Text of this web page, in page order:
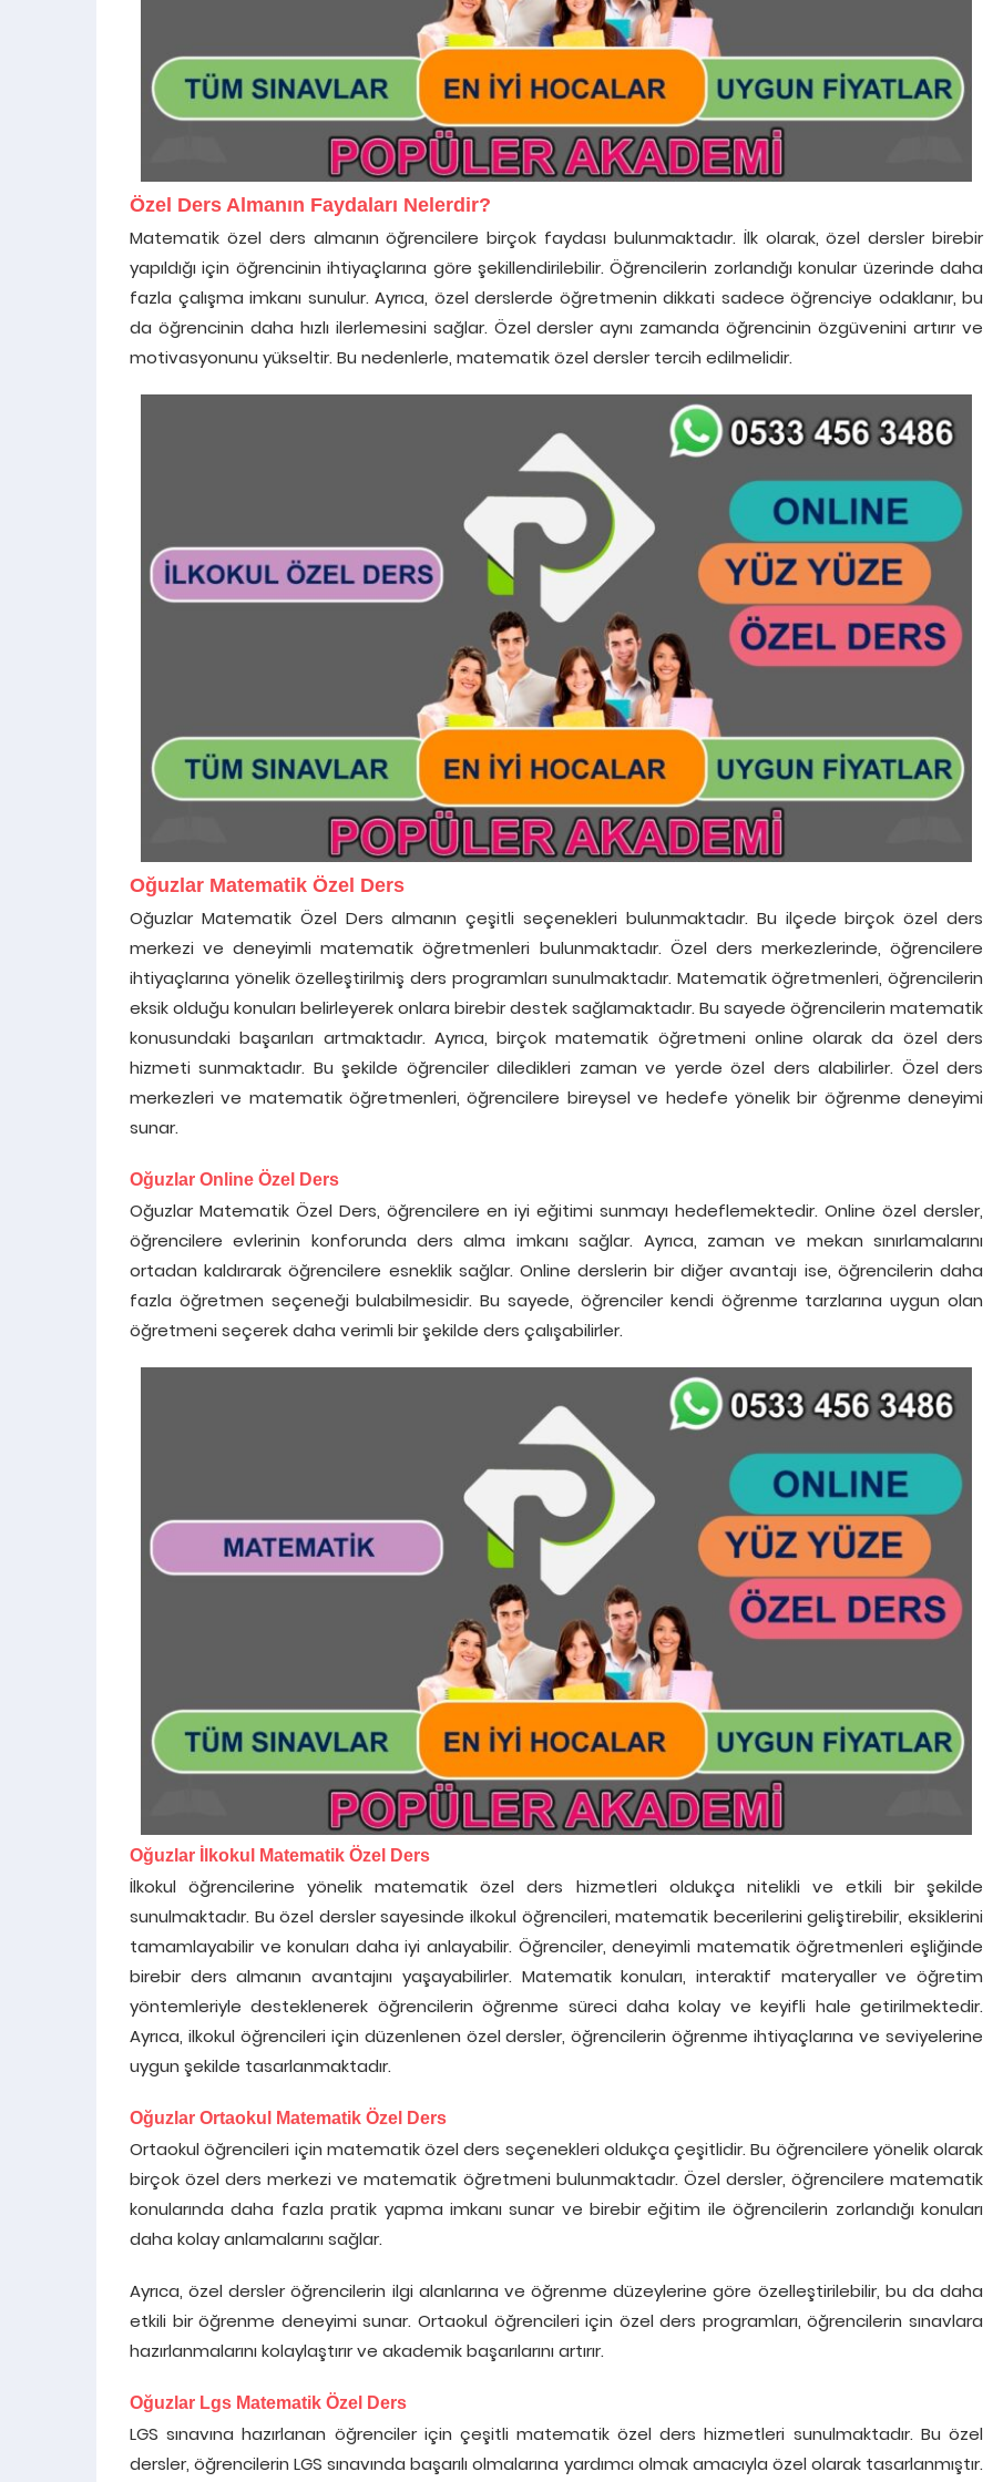
Özel Ders Almanın Faydaları Nelerdir?
Matematik özel ders almanın öğrencilere birçok faydası bulunmaktadır. İlk olarak, özel dersler birebir
yapıldığı için öğrencinin ihtiyaçlarına göre şekillendirilebilir. Öğrencilerin zorlandığı konular üzerinde daha
fazla çalışma imkanı sunulur. Ayrıca, özel derslerde öğretmenin dikkati sadece öğrenciye odaklanır, bu
da öğrencinin daha hızlı ilerlemesini sağlar. Özel dersler aynı zamanda öğrencinin özgüvenini artırır ve
motivasyonunu yükseltir. Bu nedenlerle, matematik özel dersler tercih edilmelidir.
Oğuzlar Matematik Özel Ders
Oğuzlar Matematik Özel Ders almanın çeşitli seçenekleri bulunmaktadır. Bu ilçede birçok özel ders
merkezi ve deneyimli matematik öğretmenleri bulunmaktadır. Özel ders merkezlerinde, öğrencilere
ihtiyaçlarına yönelik özelleştirilmiş ders programları sunulmaktadır. Matematik öğretmenleri, öğrencilerin
eksik olduğu konuları belirleyerek onlara birebir destek sağlamaktadır. Bu sayede öğrencilerin matematik
konusundaki başarıları artmaktadır. Ayrıca, birçok matematik öğretmeni online olarak da özel ders
hizmeti sunmaktadır. Bu şekilde öğrenciler diledikleri zaman ve yerde özel ders alabilirler. Özel ders
merkezleri ve matematik öğretmenleri, öğrencilere bireysel ve hedefe yönelik bir öğrenme deneyimi
sunar.
Oğuzlar Online Özel Ders
Oğuzlar Matematik Özel Ders, öğrencilere en iyi eğitimi sunmayı hedeflemektedir. Online özel dersler,
öğrencilere evlerinin konforunda ders alma imkanı sağlar. Ayrıca, zaman ve mekan sınırlamalarını
ortadan kaldırarak öğrencilere esneklik sağlar. Online derslerin bir diğer avantajı ise, öğrencilerin daha
fazla öğretmen seçeneği bulabilmesidir. Bu sayede, öğrenciler kendi öğrenme tarzlarına uygun olan
öğretmeni seçerek daha verimli bir şekilde ders çalışabilirler.
Oğuzlar İlkokul Matematik Özel Ders
İlkokul öğrencilerine yönelik matematik özel ders hizmetleri oldukça nitelikli ve etkili bir şekilde
sunulmaktadır. Bu özel dersler sayesinde ilkokul öğrencileri, matematik becerilerini geliştirebilir, eksiklerini
tamamlayabilir ve konuları daha iyi anlayabilir. Öğrenciler, deneyimli matematik öğretmenleri eşliğinde
birebir ders almanın avantajını yaşayabilirler. Matematik konuları, interaktif materyaller ve öğretim
yöntemleriyle desteklenerek öğrencilerin öğrenme süreci daha kolay ve keyifli hale getirilmektedir.
Ayrıca, ilkokul öğrencileri için düzenlenen özel dersler, öğrencilerin öğrenme ihtiyaçlarına ve seviyelerine
uygun şekilde tasarlanmaktadır.
Oğuzlar Ortaokul Matematik Özel Ders
Ortaokul öğrencileri için matematik özel ders seçenekleri oldukça çeşitlidir. Bu öğrencilere yönelik olarak
birçok özel ders merkezi ve matematik öğretmeni bulunmaktadır. Özel dersler, öğrencilere matematik
konularında daha fazla pratik yapma imkanı sunar ve birebir eğitim ile öğrencilerin zorlandığı konuları
daha kolay anlamalarını sağlar.
Ayrıca, özel dersler öğrencilerin ilgi alanlarına ve öğrenme düzeylerine göre özelleştirilebilir, bu da daha
etkili bir öğrenme deneyimi sunar. Ortaokul öğrencileri için özel ders programları, öğrencilerin sınavlara
hazırlanmalarını kolaylaştırır ve akademik başarılarını artırır.
Oğuzlar Lgs Matematik Özel Ders
LGS sınavına hazırlanan öğrenciler için çeşitli matematik özel ders hizmetleri sunulmaktadır. Bu özel
dersler, öğrencilerin LGS sınavında başarılı olmalarına yardımcı olmak amacıyla özel olarak tasarlanmıştır.